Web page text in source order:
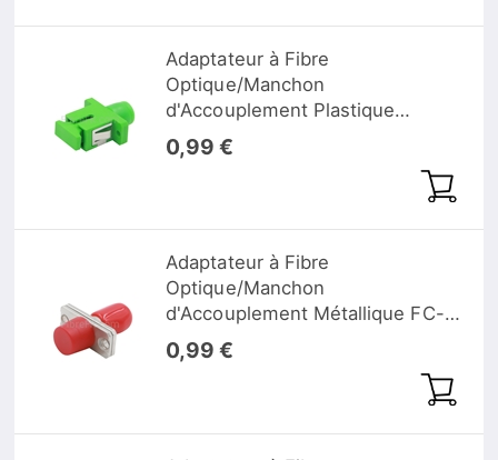
Adaptateur à Fibre
Optique/Manchon
d'Accouplement Plastique
FC/APC vers SC/APC Hybride
Simplex Monomode, Femelle
0,99 €
Adaptateur à Fibre
Optique/Manchon
d'Accouplement Métallique FC-
ST Hybride Simplex, Femelle
vers Femelle
0,99 €